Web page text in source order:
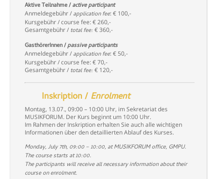
Aktive Teilnahme /active participant
Anmeldegebühr / application fee: € 100,-
Kursgebühr / course fee: € 260,-
Gesamtgebühr / total fee:€ 360,-
GasthörerInnen /passive participants
Anmeldegebühr / application fee: € 50,-
Kursgebühr / course fee: € 70,-
Gesamtgebühr / total fee:€ 120,-
Inskription / Enrolment
Montag, 13.07., 09:00 – 10:00 Uhr, im Sekretariat des
MUSIKFORUM. Der Kurs beginnt um 10:00 Uhr.
Im Rahmen der Inskription erhalten Sie auch alle wichtigen
Informationen über den detaillierten Ablauf des Kurses.
Monday, July 7th, 09:00 – 10:00, at MUSIKFORUM office, GMPU.
The course starts at 10:00.
The participants will receive all necessary information about their
course on enrolment.